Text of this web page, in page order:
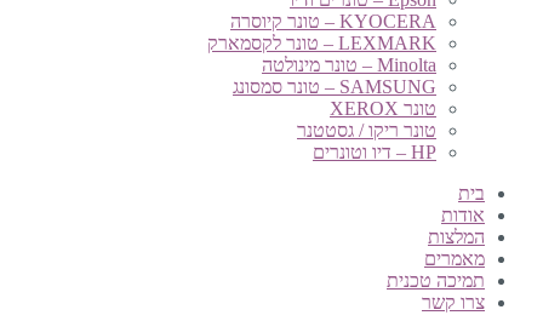
KYOCERA – טונר קיוסרה
LEXMARK – טונר לקסמארק
Minolta – טונר מינולטה
SAMSUNG – טונר סמסונג
טונר XEROX
טונר ריקו / גסטטנר
HP – דיו וטונרים
בית
אודות
המלצות
מאמרים
תמיכה טכנית
צרו קשר